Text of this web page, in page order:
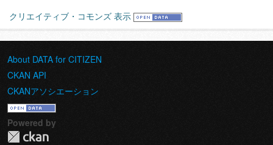
クリエイティブ・コモンズ 表示
About DATA for CITIZEN
CKAN API
CKANアソシエーション
Powered by